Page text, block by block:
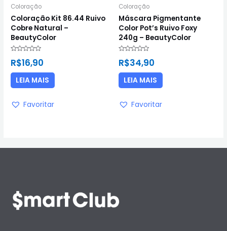
Coloração
Coloração Kit 86.44 Ruivo
Cobre Natural –
BeautyColor
0
5
R$16,90
LEIA MAIS
Favoritar
Coloração
Máscara Pigmentante
Color Pot’s Ruivo Foxy
240g – BeautyColor
0
5
R$34,90
LEIA MAIS
Favoritar